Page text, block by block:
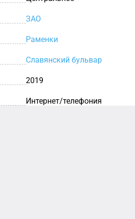
ЗАО
Раменки
Славянский бульвар
2019
Интернет/телефония